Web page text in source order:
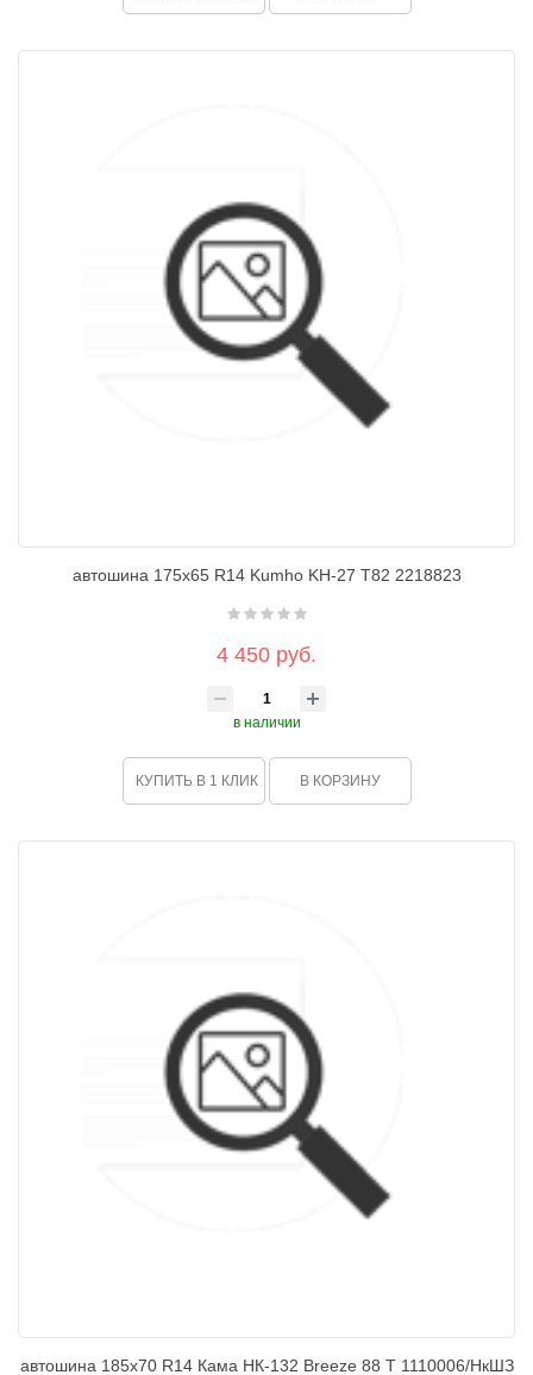
автошина 175х65 R14 Kumho KH-27 T82 2218823
4 450 руб.
в наличии
КУПИТЬ В 1 КЛИК В КОРЗИНУ
автошина 185х70 R14 Кама НК-132 Breeze 88 Т 1110006/НкШЗ